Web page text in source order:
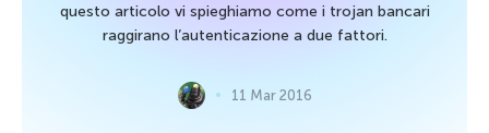
questo articolo vi spieghiamo come i trojan bancari
raggirano l’autenticazione a due fattori.
11 Mar 2016